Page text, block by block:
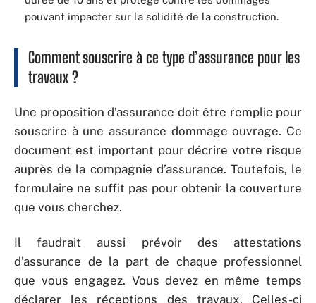
pouvant impacter sur la solidité de la construction.
Comment souscrire à ce type d’assurance pour les
travaux ?
Une proposition d’assurance doit être remplie pour
souscrire à une assurance dommage ouvrage. Ce
document est important pour décrire votre risque
auprès de la compagnie d’assurance. Toutefois, le
formulaire ne suffit pas pour obtenir la couverture
que vous cherchez.
Il faudrait aussi prévoir des attestations
d’assurance de la part de chaque professionnel
que vous engagez. Vous devez en même temps
déclarer les réceptions des travaux. Celles-ci